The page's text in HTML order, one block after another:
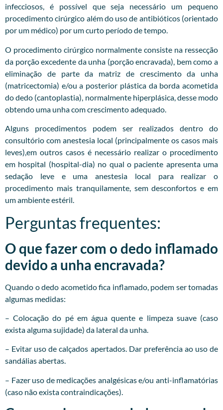
infecciosos, é possível que seja necessário um pequeno
procedimento cirúrgico além do uso de antibióticos (orientado
por um médico) por um curto período de tempo.
O procedimento cirúrgico normalmente consiste na ressecção
da porção excedente da unha (porção encravada), bem como a
eliminação de parte da matriz de crescimento da unha
(matricectomia) e/ou a posterior plástica da borda acometida
do dedo (cantoplastia), normalmente hiperplásica, desse modo
obtendo uma unha com crescimento adequado.
Alguns procedimentos podem ser realizados dentro do
consultório com anestesia local (principalmente os casos mais
leves),em outros casos é necessário realizar o procedimento
em hospital (hospital-dia) no qual o paciente apresenta uma
sedação leve e uma anestesia local para realizar o
procedimento mais tranquilamente, sem desconfortos e em
um ambiente estéril.
Perguntas frequentes:
O que fazer com o dedo inflamado
devido a unha encravada?
Quando o dedo acometido fica inflamado, podem ser tomadas
algumas medidas:
– Colocação do pé em água quente e limpeza suave (caso
exista alguma sujidade) da lateral da unha.
– Evitar uso de calçados apertados. Dar preferência ao uso de
sandálias abertas.
– Fazer uso de medicações analgésicas e/ou anti-inflamatórias
(caso não exista contraindicações).